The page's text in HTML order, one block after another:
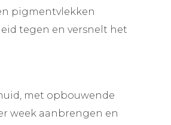
pigmentvlekken
tegen en versnelt het
met opbouwende
week aanbrengen en